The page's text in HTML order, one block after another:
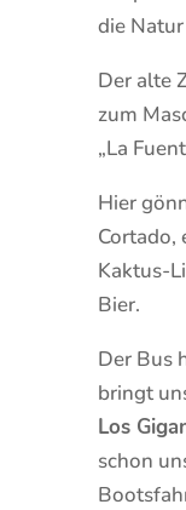
die
Der alte
zum
„La
Hier
Cortado,
Kaktus-
Bier.
Der Bus
bringt
Los
schon